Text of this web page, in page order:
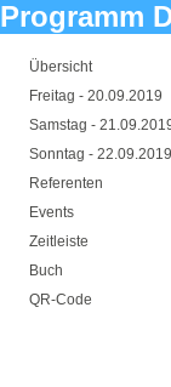
Programm
Übersicht
Freitag - 20.09.2019
Samstag -
Sonntag - 22.09.2019
Referenten
Events
Zeitleiste
Buch
QR-Code